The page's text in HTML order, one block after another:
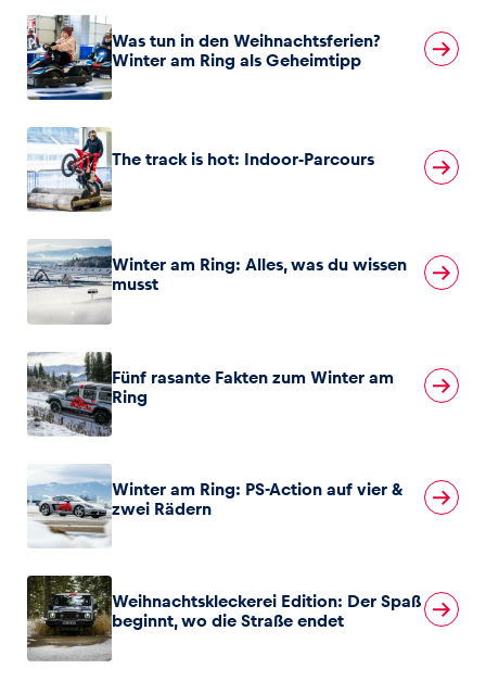
Was tun in den Weihnachtsferien?
Winter am Ring als Geheimtipp
The track is hot: Indoor-Parcours
Winter am Ring: Alles, was du wissen
musst
Fünf rasante Fakten zum Winter am
Ring
Winter am Ring: PS-Action auf vier &
zwei Rädern
Weihnachtskleckerei Edition: Der Spaß
beginnt, wo die Straße endet